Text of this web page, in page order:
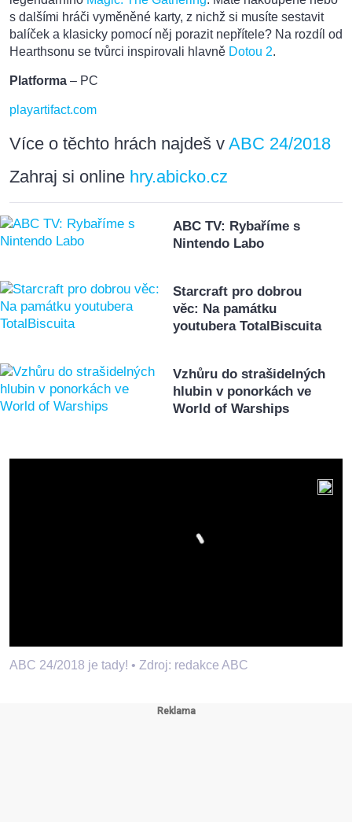
s dalšími hráči vyměněné karty, z nichž si musíte sestavit
balíček a klasicky pomocí něj porazit nepřítele? Na rozdíl od
Hearthsonu se tvůrci inspirovali hlavně Dotou 2.
Platforma – PC
playartifact.com
Více o těchto hrách najdeš v ABC 24/2018
Zahraj si online hry.abicko.cz
ABC TV: Rybaříme s
Nintendo Labo
Starcraft pro dobrou
věc: Na památku
youtubera TotalBiscuita
Vzhůru do strašidelných
hlubin v ponorkách ve
World of Warships
ABC 24/2018 je tady! • Zdroj: redakce ABC